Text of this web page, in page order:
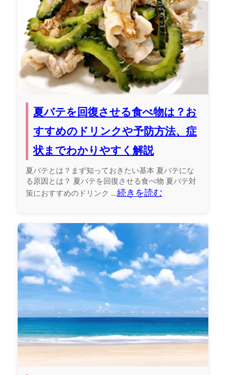
夏バテを回復させる食べ物は？お
すすめのドリンクや予防方法、症
状までわかりやすく解説
夏バテとは？まず知っておきたい基本 夏バテにな
る原因とは？ 夏バテを回復させる食べ物 夏バテ対
策におすすめのドリンク ...続きを読む